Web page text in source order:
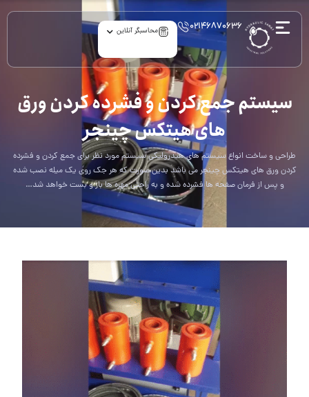
۰۲۱۴۶۸۷۰۶۳۶ محاسبگر آنلاین
سیستم جمع کردن و فشرده کردن ورق
های هیتکس چینجر
طراحی و ساخت انواع سیستم های هیدرولیکی سیستم مورد نظر برای جمع کردن و فشرده
کردن ورق های هیتکس چینجر می باشد بدین صورت که هر جک روی یک میله نصب شده
و پس از فرمان صفحه ها فشرده شده و به راحتی مهره ها باز و بست خواهد شد…